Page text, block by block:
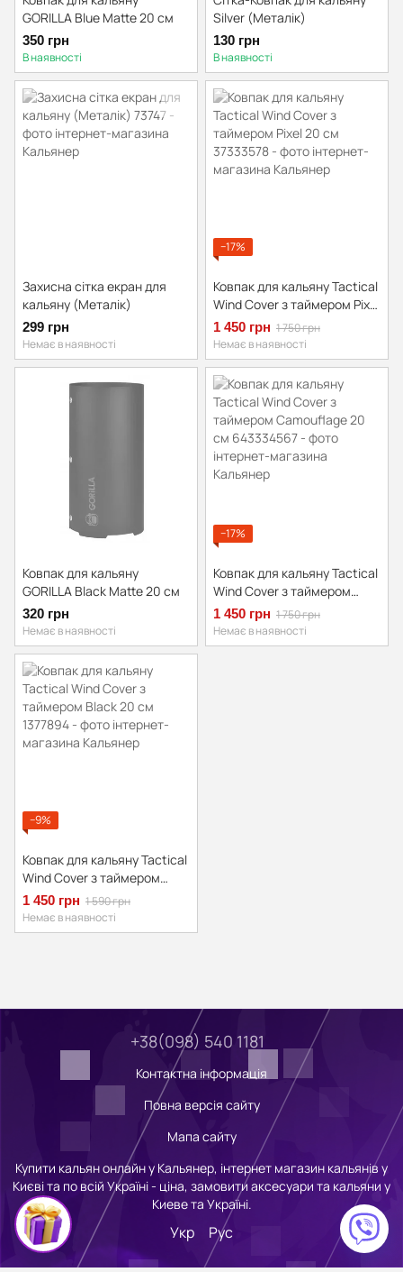
GORILLA Blue Matte 20 см
350 грн
В наявності
Silver (Металік)
130 грн
В наявності
Захисна сітка екран для
кальяну (Металік)
299 грн
Немає в наявності
−17%
Ковпак для кальяну Tactical
Wind Cover з таймером Pixel
20 см
1 450 грн 1 750 грн
Немає в наявності
Ковпак для кальяну
GORILLA Black Matte 20 см
320 грн
Немає в наявності
−17%
Ковпак для кальяну Tactical
Wind Cover з таймером
Camouflage 20 см
1 450 грн 1 750 грн
Немає в наявності
−9%
Ковпак для кальяну Tactical
Wind Cover з таймером
Black 20 см, Чорний
1 450 грн 1 590 грн
Немає в наявності
+38(098) 540 1181
Контактна інформація
Повна версія сайту
Мапа сайту
Купити кальян онлайн у Кальянер, інтернет магазин кальянів у
Києві та по всій Україні - ціна, замовити аксесуари та кальяни у
Киеве та Україні.
Укр Рус